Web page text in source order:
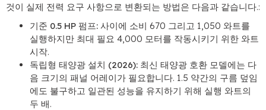
것이 실제 전력 요구 사항으로 변환되는 방법은 다음과 같습니다.:
기준 0.5 HP 펌프: 사이에 소비 670 그리고 1,050 와트를
실행하지만 최대 필요 4,000 모터를 작동시키기 위한 와트
시작.
독립형 태양광 설치 (2026): 최신 태양광 호환 모델에는 다
음 크기의 패널 ​​어레이가 필요합니다. 1.5 약간의 구름 덮임
에도 불구하고 일관된 성능을 유지하기 위해 실행 와트의
두 배.